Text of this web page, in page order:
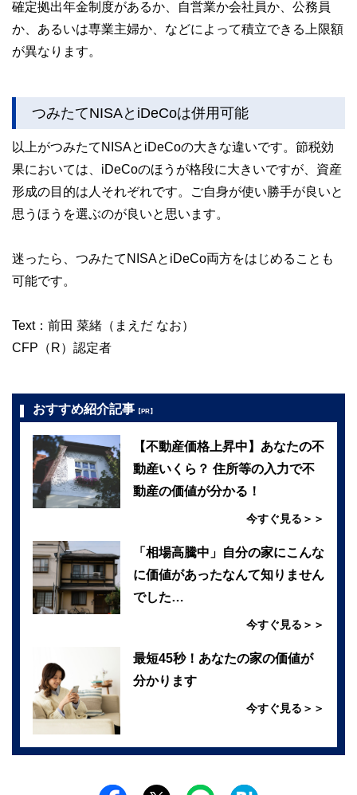
確定拠出年金制度があるか、自営業か会社員か、公務員
か、あるいは専業主婦か、などによって積立できる上限額
が異なります。
つみたてNISAとiDeCoは併用可能
以上がつみたてNISAとiDeCoの大きな違いです。節税効
果においては、iDeCoのほうが格段に大きいですが、資産
形成の目的は人それぞれです。ご自身が使い勝手が良いと
思うほうを選ぶのが良いと思います。
迷ったら、つみたてNISAとiDeCo両方をはじめることも
可能です。
Text：前田 菜緒（まえだ なお）
CFP（R）認定者
おすすめ紹介記事 【PR】
【不動産価格上昇中】あなたの不
動産いくら？ 住所等の入力で不
動産の価値が分かる！
今すぐ見る＞＞
「相場高騰中」自分の家にこんな
に価値があったなんて知りません
でした…
今すぐ見る＞＞
最短45秒！あなたの家の価値が
分かります
今すぐ見る＞＞